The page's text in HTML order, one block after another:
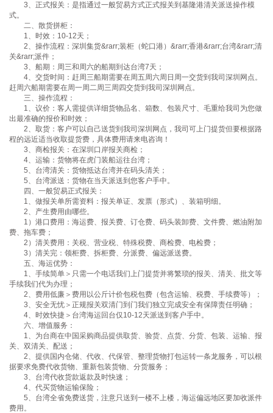
3、正式报关：是指通过一般贸易方式正式报关到基隆港清关派送操作模
式。
二、散货拼柜：
1、时效：10-12天；
2、操作流程：深圳集货&rarr;装柜（蛇口港）&rarr;香港&rarr;台湾&rarr;清
关&rarr;派件；
3、船期：周三和周六的船期到达台湾7天；
4、交货时间：赶周三船期需要在周五周六周日周一交货到我司深圳网点。
赶周六船期需要在周一周二周三周四交货到我司深圳网点。
三、操作流程：
1、议价：客人需提供详细货物品名、箱数、包装尺寸、毛重给我司为您做
出最准确的报价和时效；
2、取货：客户可以自己送货到我司深圳网点，我司可上门提货但要根据路
程的远近适当收取提货费，具体费用请来电咨询！
3、商检报关：在深圳口岸报关商检；
4、运输：货物将在虎门装船运往台湾；
5、台湾清关：货物抵达台湾并在码头清关；
5、台湾派送：货物在当天派送到您客户手中。
四、一般贸易正式报关：
1、做报关单所需资料：报关单证、发票（形式）、装箱明细。
2、产生费用由哪些。
1）港口费用：海运费、报关费、订仓费、码头装卸费、文件费、燃油附加
费、拖车费；
2）清关费用：关税、营业税、特殊税费、商检费、电检费；
3）清关完：领柜费、拆柜费、分派费、偏远派送费。
五、海运优势：
1、手续简单＞只需一个电话我们上门提货并将繁琐的报关、清关、批文等
手续我们代为办理；
2、费用低廉＞费用以公斤计价包税包费（包含运输、税费、手续费等）；
3、安全无忧＞正规报关双清门到门我们独立完成安全有保障责任明确；
4、时效快捷＞台湾海运回台仅10-12天派送到客户手中。
六、增值服务：
1、为台商在中国采购商品提供取货、验货、点货、分货、包装、运输、报
关、双清关、配送；
2、提供国内仓储、代收、代保管、整理货物打包运转一条龙服务，可以根
据要求免费代收货物、重新包装货物、分货服务；
3、台湾代收货款返款及时快速；
4、代买货物运输保险；
5、台湾全省免费送货，注意只送到一楼不上楼，海运偏远地区要加收派件
费用。